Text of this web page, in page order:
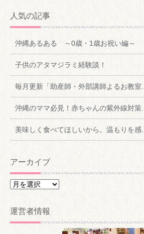
人気の記事
沖縄あるある ～0歳・1歳お祝い編～
子供のアタマジラミ経験談！
毎月更新「助産師・外部講師よるお教室...
沖縄のママ必見！赤ちゃんの紫外線対策...
美味しく食べてほしいから。温もりを感...
アーカイブ
ア
カ
イ
運営者情報